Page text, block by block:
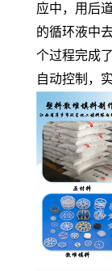
应中，用后
的循环液中
个过程完成
自动控制，